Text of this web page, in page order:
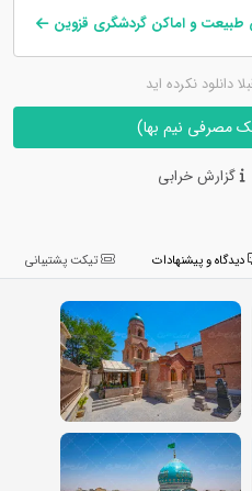
و اماکن گردشگری قزوین
دانلود نکرده اید
مصرفی نیم بها)
گزارش خرابی
تیکت پشتیبانی